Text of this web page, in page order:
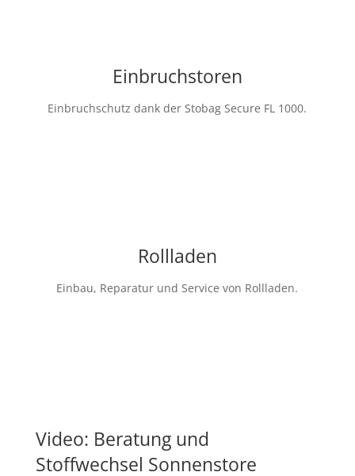
Einbruchstoren
Einbruchschutz dank der Stobag Secure FL 1000.
Rollladen
Einbau, Reparatur und Service von Rollladen.
Video: Beratung und
Stoffwechsel Sonnenstore